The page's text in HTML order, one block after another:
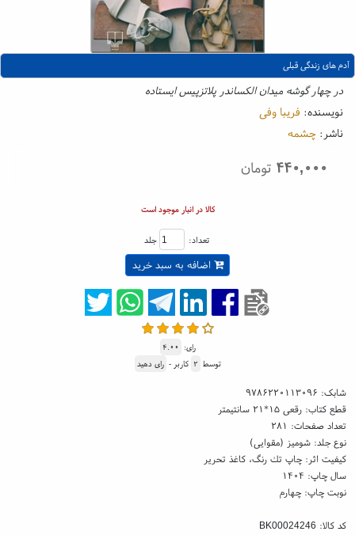
آدم های زندگی قبلی
در چهار گوشه میدان الکساندر پلاتزپیس ایستاده
نویسنده: فریبا وفی
ناشر: چشمه
۴۴۰,۰۰۰ تومان
کالا در انبار موجود است
تعداد: جلد
اضافه به سبد خرید
رای: ۴.۰۰
توسط ۲ کاربر - رای دهید
شابک: ۹۷۸۶۲۲۰۱۱۳۰۹۶
قطع کتاب: رقعی ۱۵*۲۱ سانتیمتر
تعداد صفحات: ۲۸۱
نوع جلد: شومیز (مقوایی)
کیفیت اثر: چاپ تك رنگ، کاغذ تحریر
سال چاپ: ۱۴۰۴
نوبت چاپ: چهارم
کد کالا: BK00024246